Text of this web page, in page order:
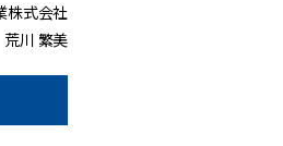
株式会社
川 繁美